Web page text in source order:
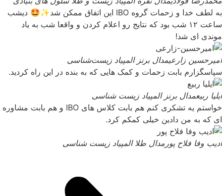
به لطف خدا و زحمات گروه IBO این اتفاق ممکن شد✨🤩 دیشب
ساعت ۱۲ شب بود که نتایج رو اعلام کردن و واقعا شب به یاد
موندی ای شد!
امیرحسین زارعیمدال برنز المپیاد زیست‌شناسی
سپاسگزارم بابت زحمات و کمک هایی که به بنده در این راه کردید.
ایلیا ربیعمدال برنز المپیاد زیست شناسی
خواستم یه تشکری کنم هم بابت کلاس های IBO و هم بابت مشاوره
ای که به من دادین خیلی کمکم کرد.
ادیب وفا فلاح پور مدال طلا المپیاد زیست شناسی